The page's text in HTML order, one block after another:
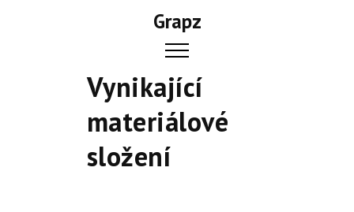
Grapz
Vynikající
materiálové
složení